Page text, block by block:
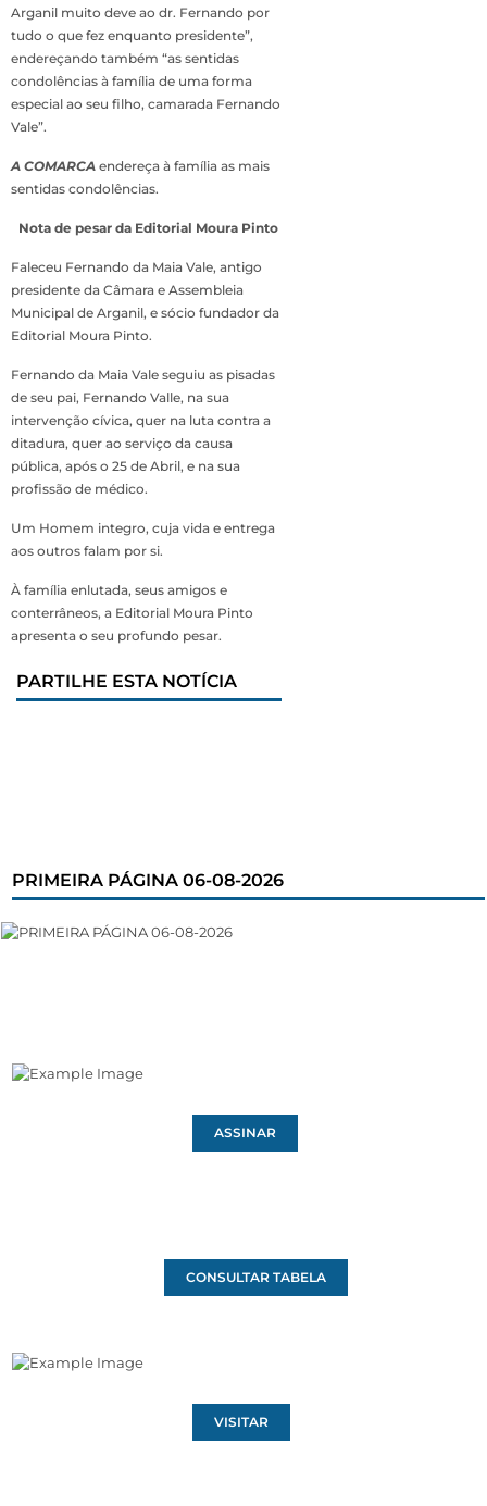
Arganil muito deve ao dr. Fernando por
tudo o que fez enquanto presidente”,
endereçando também “as sentidas
condolências à família de uma forma
especial ao seu filho, camarada Fernando
Vale”.
A COMARCA endereça à família as mais
sentidas condolências.
Nota de pesar da Editorial Moura Pinto
Faleceu Fernando da Maia Vale, antigo
presidente da Câmara e Assembleia
Municipal de Arganil, e sócio fundador da
Editorial Moura Pinto.
Fernando da Maia Vale seguiu as pisadas
de seu pai, Fernando Valle, na sua
intervenção cívica, quer na luta contra a
ditadura, quer ao serviço da causa
pública, após o 25 de Abril, e na sua
profissão de médico.
Um Homem integro, cuja vida e entrega
aos outros falam por si.
À família enlutada, seus amigos e
conterrâneos, a Editorial Moura Pinto
apresenta o seu profundo pesar.
PARTILHE ESTA NOTÍCIA
PRIMEIRA PÁGINA 06-08-2026
ASSINAR
CONSULTAR TABELA
VISITAR